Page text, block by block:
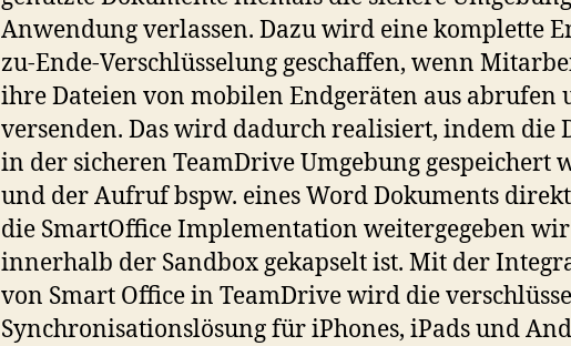
Anwendung verlassen. Dazu wird eine komplette
zu-Ende-Verschlüsselung geschaffen, wenn
ihre Dateien von mobilen Endgeräten aus abrufen
versenden. Das wird dadurch realisiert, indem die
in der sicheren TeamDrive Umgebung gespeichert
und der Aufruf bspw. eines Word Dokuments
die SmartOffice Implementation weitergegeben
innerhalb der Sandbox gekapselt ist. Mit der
von Smart Office in TeamDrive wird die
Synchronisationslösung für iPhones, iPads und